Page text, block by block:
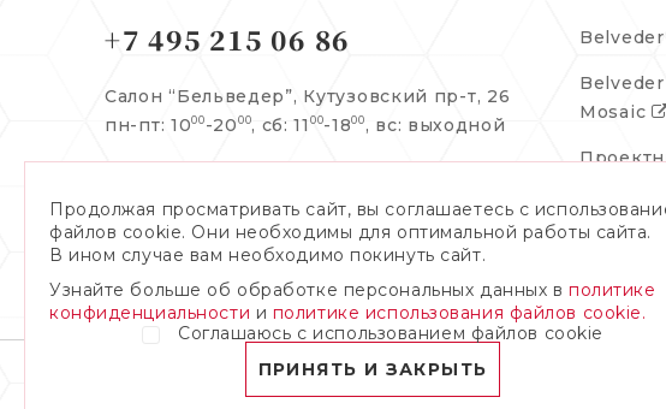
+7 495 215 06 86
Салон “Бельведер”, Кутузовский пр-т, 26
пн-пт: 1000 -20 00, сб: 11 00-1800 , вс: выходной
Я даю согласие на обработку персональных данных
Mosaic
©
Продолжая просматривать сайт, вы соглашаетесь с
файлов cookie. Они необходимы для оптимальной работы сайта.
В ином случае вам необходимо покинуть сайт.
Узнайте больше об обработке персональных данных в политике
конфиденциальности и политике использования файлов cookie.
Соглашаюсь с использованием файлов cookie
ПРИНЯТЬ И ЗАКРЫТЬ